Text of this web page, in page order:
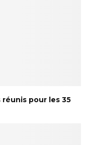
réunis pour les 35